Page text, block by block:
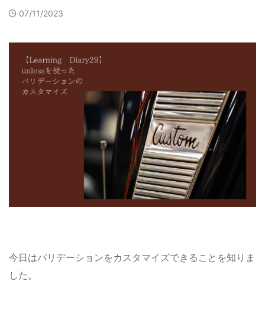
07/11/2023
今日はバリデーションをカスタマイズできることを知りま
した。